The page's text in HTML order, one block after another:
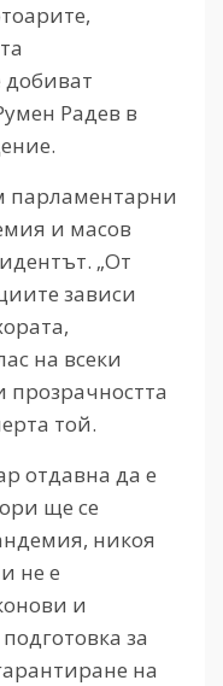
добиват
Радев в
парламентарни
и масов
„От
зависи
на всеки
прозрачността
той.
отдавна да е
ще се
никоя
не е
и
за
на